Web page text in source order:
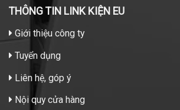
THÔNG TIN LINK KIỆN EU
Giới thiệu công ty
Tuyển dụng
Liên hệ, góp ý
Nội quy cửa hàng